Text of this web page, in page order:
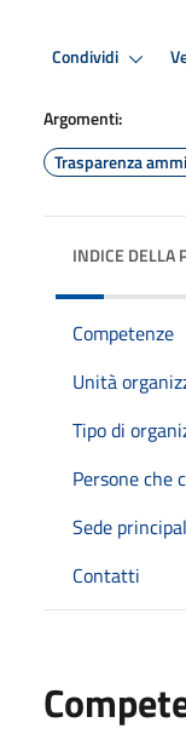
Condividi
Argomenti:
Trasparenza
INDICE DELLA
Competenze
Unità
Tipo di
Persone che
Sede
Contatti